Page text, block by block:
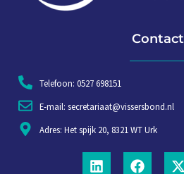
Contact
Telefoon: 0527 698151
E-mail: secretariaat@vissersbond.nl
Adres: Het spijk 20, 8321 WT Urk